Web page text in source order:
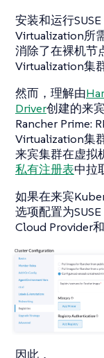
安装和运行SUSE
Virtualization所
消除了在裸机节
Virtualization集
然而，理解由
Driver创建的来
Rancher Prime:
Virtualization集
来宾集群在虚拟
私有注册表中拉
如果在来宾
选项配置为
Cloud Provider
因此，